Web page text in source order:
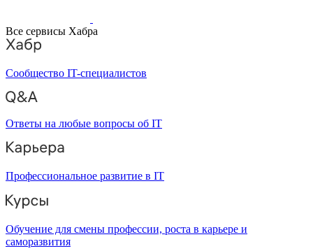
Все сервисы Хабра
Сообщество IT-специалистов
Ответы на любые вопросы об IT
Профессиональное развитие в IT
Обучение для смены профессии, роста в карьере и
саморазвития